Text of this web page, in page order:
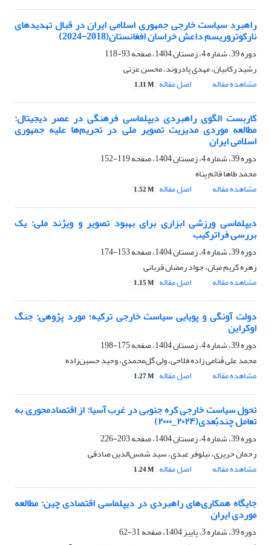
راهبرد سیاست خارجی جمهوری اسلامی ایران در قبال تهدیدهای
نارکوتروریسم داعش خراسان افغانستان(2018-2024)
دوره 39، شماره 4، زمستان 1404، صفحه
93-118
رشید رکابیان، مهدی پادروند، محسن عزتی
مشاهده مقاله
اصل مقاله 1.11 M
کاربست الگوی راهبردی دیپلماسی فرهنگی در عصر دیجیتال:
مطالعه موردی مدیریت تصویر ملی در تحریم‌ها علیه جمهوری
اسلامی ایران
دوره 39، شماره 4، زمستان 1404، صفحه
119-152
محمد طاها قائم پناه
مشاهده مقاله
اصل مقاله 1.52 M
دیپلماسی ورزشی ابزاری برای بهبود تصویر و ویژند ملی: یک
بررسی فراترکیب
دوره 39، شماره 4، زمستان 1404، صفحه
153-174
زهره کریم میان، جواد رمضان قربانی
مشاهده مقاله
اصل مقاله 1.15 M
دولت آونگی و پویایی سیاست خارجی ترکیه؛ مورد پژوهی: جنگ
اوکراین
دوره 39، شماره 4، زمستان 1404، صفحه
175-198
محمد علی قَنامی زاده فلاحی، ولی گل‌محمدی، وحید حسین‌زاده
مشاهده مقاله
اصل مقاله 1.27 M
تحول سیاست خارجی کره جنوبی در غرب آسیا: از اقتصادمحوری به
تعامل چندبُعدی(۲۰۲۴_۲۰۰۰)
دوره 39، شماره 4، زمستان 1404، صفحه
203-226
رحمان حریری، نیلوفر عبدی، سید شمس‌الدین صادقی
مشاهده مقاله
اصل مقاله 1.24 M
جایگاه همکاری‌های راهبردی در دیپلماسی اقتصادی چین: مطالعه
موردی ایران
دوره 39، شماره 3، پاییز 1404، صفحه
31-62